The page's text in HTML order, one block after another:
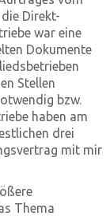
Direkt-
war eine
Dokumente
Stellen
bzw.
haben am
drei
mit mir
Thema